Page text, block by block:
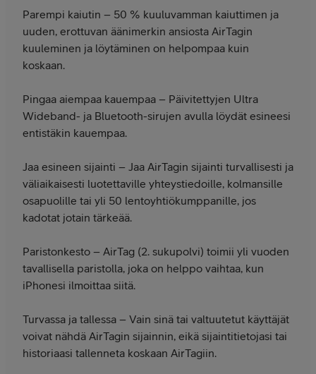
Parempi kaiutin – 50 % kuuluvamman kaiuttimen ja
uuden, erottuvan äänimerkin ansiosta AirTagin
kuuleminen ja löytäminen on helpompaa kuin
koskaan.
Pingaa aiempaa kauempaa – Päivitettyjen Ultra
Wideband- ja Bluetooth-sirujen avulla löydät esineesi
entistäkin kauempaa.
Jaa esineen sijainti – Jaa AirTagin sijainti turvallisesti ja
väliaikaisesti luotettaville yhteystiedoille, kolmansille
osapuolille tai yli 50 lentoyhtiökumppanille, jos
kadotat jotain tärkeää.
Paristonkesto – AirTag (2. sukupolvi) toimii yli vuoden
tavallisella paristolla, joka on helppo vaihtaa, kun
iPhonesi ilmoittaa siitä.
Turvassa ja tallessa – Vain sinä tai valtuutetut käyttäjät
voivat nähdä AirTagin sijainnin, eikä sijaintitietojasi tai
historiaasi tallenneta koskaan AirTagiin.